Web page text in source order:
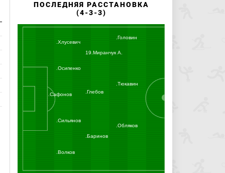
ПОСЛЕДНЯЯ РАССТАНОВКА
(4-3-3)
.Баринов
.Волков
.Глебов
.Головин
19.Миранчук А.
.Обляков
.Осипенко
.Сафонов
.Сильянов
.Тюкавин
.Хлусевич